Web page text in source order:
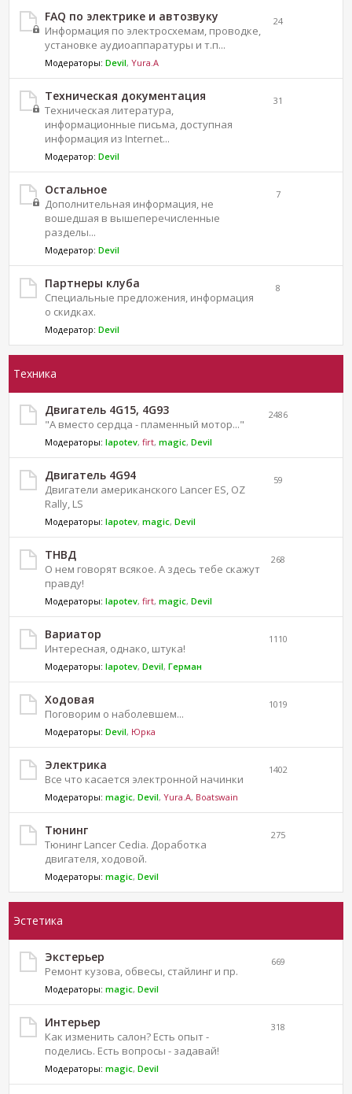
FAQ по электрике и автозвуку
Информация по электросхемам, проводке,
установке аудиоаппаратуры и т.п...
Модераторы: Devil,Yura.A
24
Техническая документация
Техническая литература,
информационные письма, доступная
информация из Internet...
Модератор: Devil
31
Остальное
Дополнительная информация, не
вошедшая в вышеперечисленные
разделы...
Модератор: Devil
7
Партнеры клуба
Специальные предложения, информация
о скидках.
Модератор: Devil
8
Техника
Двигатель 4G15, 4G93
"А вместо сердца - пламенный мотор..."
Модераторы: lapotev,firt,magic,Devil
2486
Двигатель 4G94
Двигатели американского Lancer ES, OZ
Rally, LS
Модераторы: lapotev,magic,Devil
59
ТНВД
О нем говорят всякое. А здесь тебе скажут
правду!
Модераторы: lapotev,firt,magic,Devil
268
Вариатор
Интересная, однако, штука!
Модераторы: lapotev,Devil,Герман
1110
Ходовая
Поговорим о наболевшем...
Модераторы: Devil, Юрка
1019
Электрика
Все что касается электронной начинки
Модераторы: magic,Devil,Yura.A, Boatswain
1402
Тюнинг
Тюнинг Lancer Cedia. Доработка
двигателя, ходовой.
Модераторы: magic,Devil
275
Эстетика
Экстерьер
Ремонт кузова, обвесы, стайлинг и пр.
Модераторы: magic,Devil
669
Интерьер
Как изменить салон? Есть опыт -
поделись. Есть вопросы - задавай!
Модераторы: magic,Devil
318